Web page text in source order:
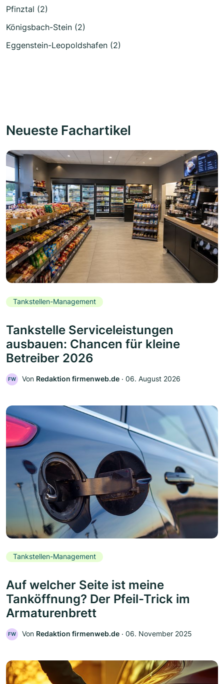
Pfinztal (2)
Königsbach-Stein (2)
Eggenstein-Leopoldshafen (2)
Neueste Fachartikel
Tankstellen-Management
Tankstelle Serviceleistungen
ausbauen: Chancen für kleine
Betreiber 2026
FW Von Redaktion firmenweb.de ‧ 06. August 2026
Tankstellen-Management
Auf welcher Seite ist meine
Tanköffnung? Der Pfeil-Trick im
Armaturenbrett
FW Von Redaktion firmenweb.de ‧ 06. November 2025